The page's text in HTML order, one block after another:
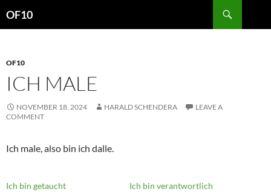
OF10
OF10
ICH MALE
NOVEMBER 18, 2024 HARALD SCHENDERA
LEAVE A
COMMENT
Ich male, also bin ich dalle.
Ich bin getaucht
Ich bin verantwortlich